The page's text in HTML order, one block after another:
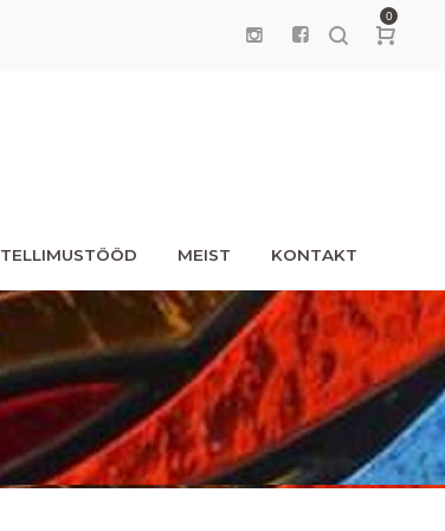
0
TELLIMUSTÖÖD MEIST KONTAKT